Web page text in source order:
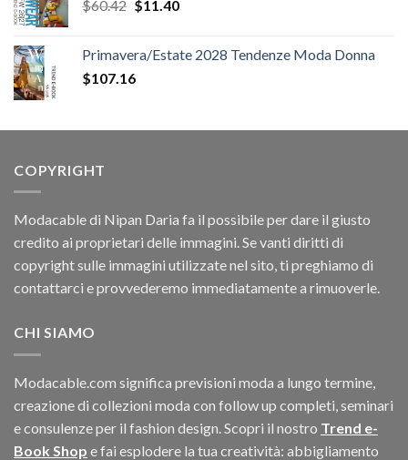
$67.26.$12.54.
$60.42 Il
era:
$60.42.
$11.40Il
è:
Primavera/Estate 2028 Tendenze Moda Donna
$107.16
COPYRIGHT
Modacable di Nipan Daria fa il possibile per dare il giusto
credito ai proprietari delle immagini. Se vanti diritti di
copyright sulle immagini utilizzate nel sito, ti preghiamo di
contattarci e provvederemo immediatamente a rimuoverle.
CHI SIAMO
Modacable.com significa previsioni moda a lungo termine,
creazione di collezioni moda con follow up completi, seminari
e consulenze per il fashion design. Scopri il nostro Trend e-
Book Shop e fai esplodere la tua creatività: abbigliamento